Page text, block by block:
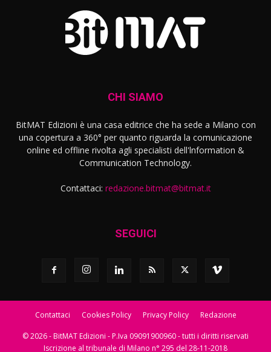
CHI SIAMO
BitMAT Edizioni è una casa editrice che ha sede a Milano con
una copertura a 360° per quanto riguarda la comunicazione
online ed offline rivolta agli specialisti dell'lnformation &
Communication Technology.
Contattaci: redazione.bitmat@bitmat.it
SEGUICI
Contattaci Cookies Policy Privacy Policy Redazione
© 2026 - BitMAT Edizioni - P.Iva 09091900960 - tutti i diritti riservati
Iscrizione al tribunale di Milano n° 295 del 28-11-2018